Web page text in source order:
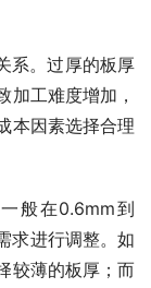
系。过厚的板厚
加工难度增加，
本因素选择合理
般在0.6mm到
求进行调整。如
较薄的板厚；而